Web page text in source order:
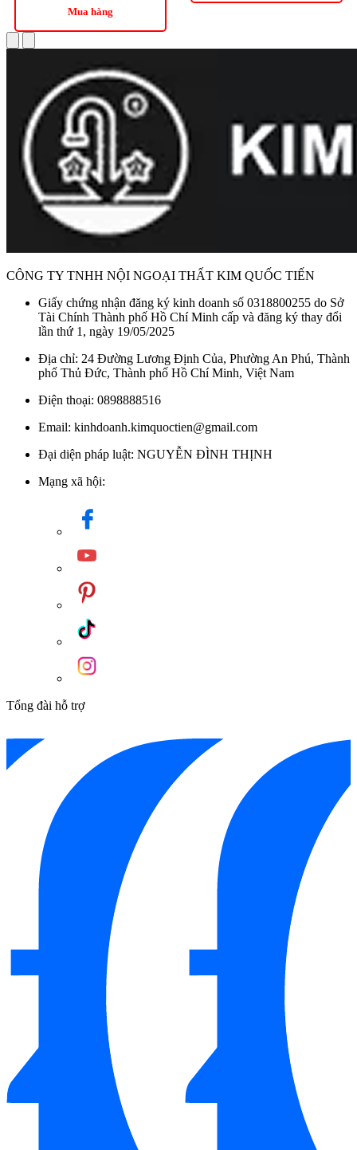
Mua hàng
CÔNG TY TNHH NỘI NGOẠI THẤT KIM QUỐC TIẾN
Giấy chứng nhận đăng ký kinh doanh số 0318800255 do Sở
Tài Chính Thành phố Hồ Chí Minh cấp và đăng ký thay đổi
lần thứ 1, ngày 19/05/2025
Địa chỉ: 24 Đường Lương Định Của, Phường An Phú, Thành
phố Thủ Đức, Thành phố Hồ Chí Minh, Việt Nam
Điện thoại: 0898888516
Email: kinhdoanh.kimquoctien@gmail.com
Đại diện pháp luật: NGUYỄN ĐÌNH THỊNH
Mạng xã hội:
Tổng đài hỗ trợ